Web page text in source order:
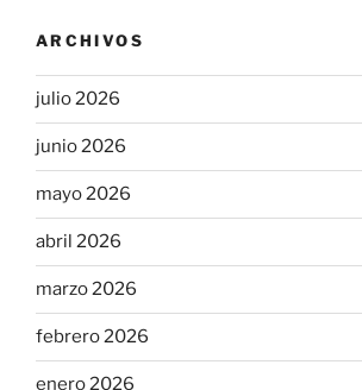
ARCHIVOS
julio 2026
junio 2026
mayo 2026
abril 2026
marzo 2026
febrero 2026
enero 2026